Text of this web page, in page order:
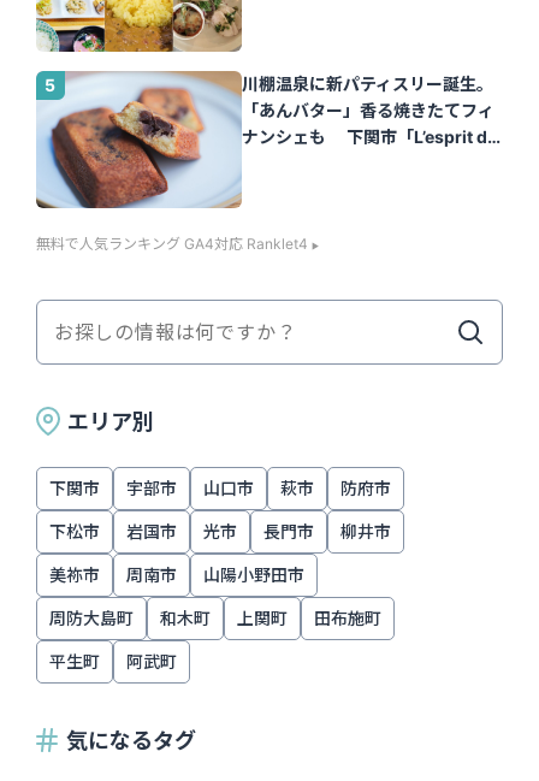
川棚温泉に新パティスリー誕生。
「あんバター」香る焼きたてフィ
ナンシェも 下関市「L’esprit de
無料で人気ランキング GA4対応 Ranklet4
エリア別
下関市 宇部市 山口市 萩市 防府市
下松市 岩国市 光市 長門市 柳井市
美祢市 周南市 山陽小野田市
周防大島町 和木町 上関町 田布施町
平生町 阿武町
気になるタグ